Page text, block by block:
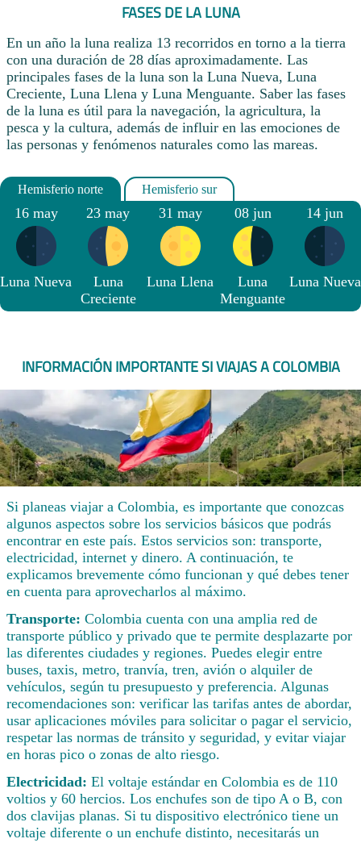
FASES DE LA LUNA
En un año la luna realiza 13 recorridos en torno a la tierra
con una duración de 28 días aproximadamente. Las
principales fases de la luna son la Luna Nueva, Luna
Creciente, Luna Llena y Luna Menguante. Saber las fases
de la luna es útil para la navegación, la agricultura, la
pesca y la cultura, además de influir en las emociones de
las personas y fenómenos naturales como las mareas.
16 may
Luna Nueva
23 may
Luna
Creciente
31 may
Luna Llena
08 jun
Luna
Menguante
14 jun
Luna Nueva
INFORMACIÓN IMPORTANTE SI VIAJAS A COLOMBIA
Si planeas viajar a Colombia, es importante que conozcas
algunos aspectos sobre los servicios básicos que podrás
encontrar en este país. Estos servicios son: transporte,
electricidad, internet y dinero. A continuación, te
explicamos brevemente cómo funcionan y qué debes tener
en cuenta para aprovecharlos al máximo.
Transporte: Colombia cuenta con una amplia red de
transporte público y privado que te permite desplazarte por
las diferentes ciudades y regiones. Puedes elegir entre
buses, taxis, metro, tranvía, tren, avión o alquiler de
vehículos, según tu presupuesto y preferencia. Algunas
recomendaciones son: verificar las tarifas antes de abordar,
usar aplicaciones móviles para solicitar o pagar el servicio,
respetar las normas de tránsito y seguridad, y evitar viajar
en horas pico o zonas de alto riesgo.
Electricidad: El voltaje estándar en Colombia es de 110
voltios y 60 hercios. Los enchufes son de tipo A o B, con
dos clavijas planas. Si tu dispositivo electrónico tiene un
voltaje diferente o un enchufe distinto, necesitarás un